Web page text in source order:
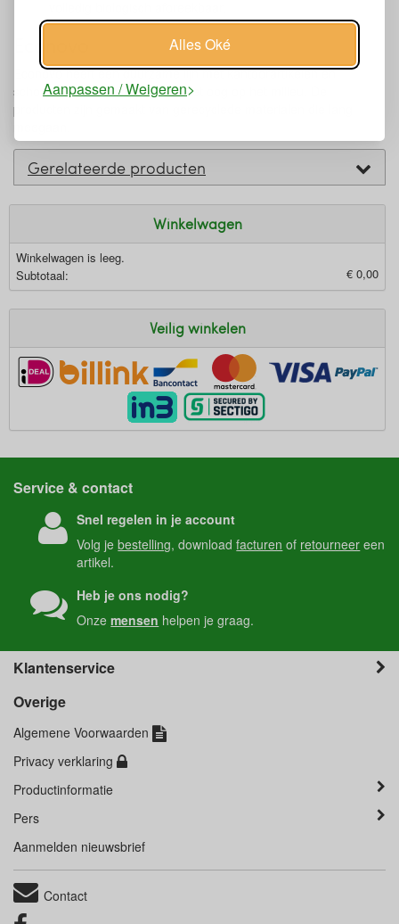
Alles Oké
Aanpassen / Weigeren
Econovo heeft een duurzame lijn met kantoorartikelen en
schoolspullen, ontworpen met het oog op het milieu. De
producten zijn gemaakt van gerecyclede materialen die lang
Gerelateerde producten
Winkelwagen
Winkelwagen is leeg.
Subtotaal:
€ 0,00
Veilig winkelen
Service & contact
Snel regelen in je account
Volg jebestelling, downloadfacturen of retourneer een
artikel.
Heb je ons nodig?
Onzemensen helpen je graag.
Klantenservice
Overige
Algemene Voorwaarden
Privacy verklaring
Productinformatie
Pers
Aanmelden nieuwsbrief
Contact